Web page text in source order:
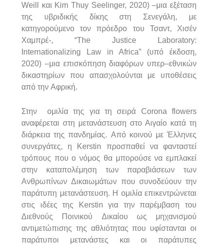
Weill και Kim Thuy Seelinger, 2020) –μια εξέταση
της
υβριδικής δίκης στη Σενεγάλη, με
κατηγορούμενο
τον πρόεδρο του Τσαντ, Χισέν
Χαμπρέ-, “The Justice Laboratory:
Internationalizing Law in Africa” (υπό έκδοση,
2020) –μια επισκόπηση διαφόρων υπερ–εθνικών
δικαστηρίων
που απασχολούνται με
υποθέσεις
από την Αφρική.
Στην ομιλία της για τη σειρά Corona flowers
αναφέρεται στη μετανάστευση στο Αιγαίο κατά τη
διάρκεια της πανδημίας. Από κοινού με Έλληνες
συνεργάτες, η Kerstin προσπαθεί να
φανταστεί
τρόπους που ο νόμος θα μπορούσε να εμπλακεί
στην
καταπολέμηση των παραβιάσεων
των
Ανθρωπίνων Δικαιωμάτων που συνοδεύουν την
παράτυπη μετανάστευση. Η ομιλία επικεντρώνεται
στις
ιδέες της Kerstinγια την παρέμβαση
του
Διεθνούς
Ποινικού Δικαίου ως
μηχανισμού
αντιμετώπισης της αθλιότητας που υφίστανται οι
παράτυποι
μετανάστες και οι
παράτυπες